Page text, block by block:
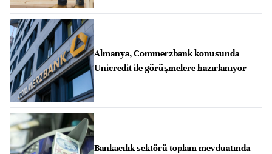
Almanya, Commerzbank konusunda
Unicredit ile görüşmelere hazırlanıyor
Bankacılık sektörü toplam mevduatında